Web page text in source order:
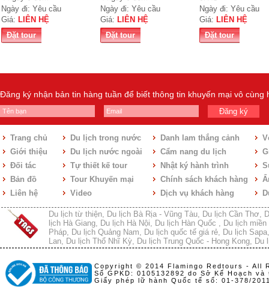
Ngày đi: Yêu cầu
Giá: LIÊN HỆ
Đặt tour
Ngày đi: Yêu cầu
Giá: LIÊN HỆ
Đặt tour
Ngày đi: Yêu cầu
Giá: LIÊN HỆ
Đặt tour
Đăng ký nhận bản tin hàng tuần để biết thông tin khuyến mại vô cùng
Đăng ký
Trang chủ
Giới thiệu
Đối tác
Bản đồ
Liên hệ
Du lịch trong nước
Du lịch nước ngoài
Tự thiết kế tour
Tour Khuyến mại
Video
Danh lam thắng cảnh
Cẩm nang du lịch
Nhật ký hành trình
Chính sách khách hàng
Dịch vụ khách hàng
Du lịch từ thiện Du lịch Bà Rịa - Vũng Tàu Du lịch Cần Thơ
lịch Hà Giang
Du lịch Hà Nội Du lịch Hàn Quốc
Du lịch miền
Pháp
Du lịch Quảng Nam Du lịch quốc tế giá rẻ Du lịch Sapa
Lan
Du lịch Thổ Nhĩ Kỳ Du lịch Trung Quốc - Hong Kong Du
Copyright © 2014 Flamingo Redtours - All
Số GPKD: 0105132892 do Sở Kế Hoạch
Giấy phép lữ hành Quốc tế số: 01-378/